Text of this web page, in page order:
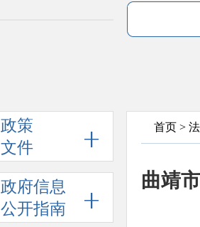
政策
文件
政府信息
公开指南
首页 >
曲靖